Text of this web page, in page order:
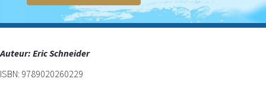
Auteur: Eric Schneider
ISBN: 9789020260229